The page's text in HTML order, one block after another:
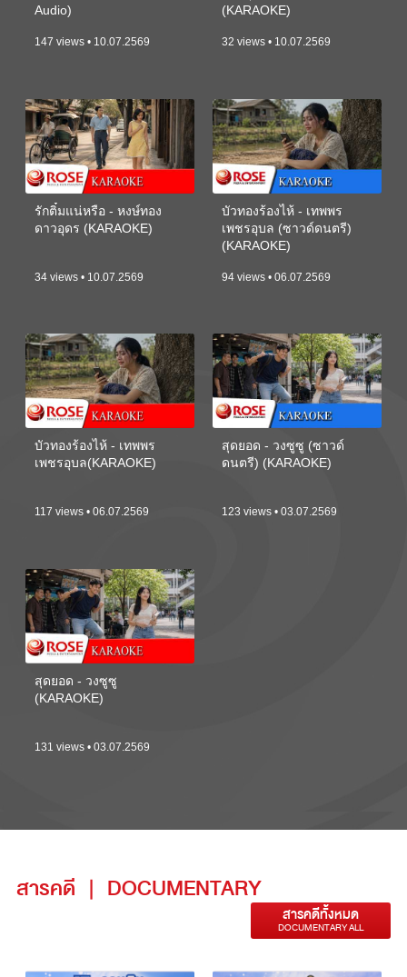
Audio)
147 views • 10.07.2569
(KARAOKE)
32 views • 10.07.2569
รักติ๋มแน่หรือ - หงษ์ทอง
ดาวอุดร (KARAOKE)
34 views • 10.07.2569
บัวทองร้องไห้ - เทพพร
เพชรอุบล (ซาวด์ดนตรี)
(KARAOKE)
94 views • 06.07.2569
บัวทองร้องไห้ - เทพพร
เพชรอุบล(KARAOKE)
117 views • 06.07.2569
สุดยอด - วงซูซู (ซาวด์
ดนตรี) (KARAOKE)
123 views • 03.07.2569
สุดยอด - วงซูซู
(KARAOKE)
131 views • 03.07.2569
สารคดี | DOCUMENTARY
สารคดีทั้งหมด
DOCUMENTARY ALL